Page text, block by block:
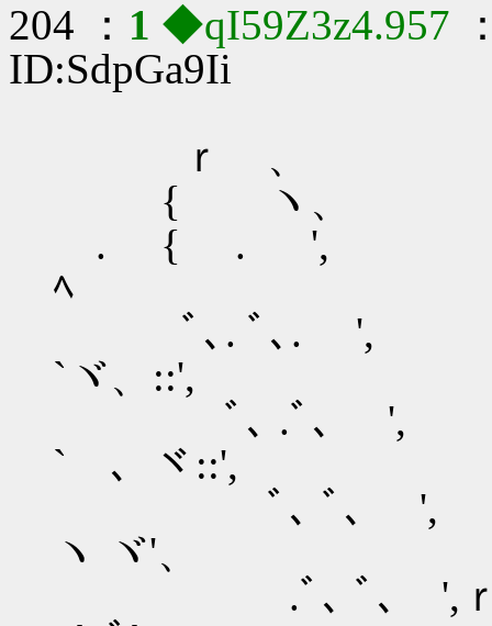
204 ： 1 ◆qI59Z3z4.957
ID:SdpGa9Ii
ｒ 、
{ ヽ、
. { . ', , ィ
ﾍ
ﾞ､. ﾞ､. ',
`ヾ、::',
ﾞ､ .ﾞ､ ', ﾑ ´
` 、ヾ::',
ﾞ､ ﾞ
ヽ ヾ'、
.ﾞ､ ﾞ､ ',